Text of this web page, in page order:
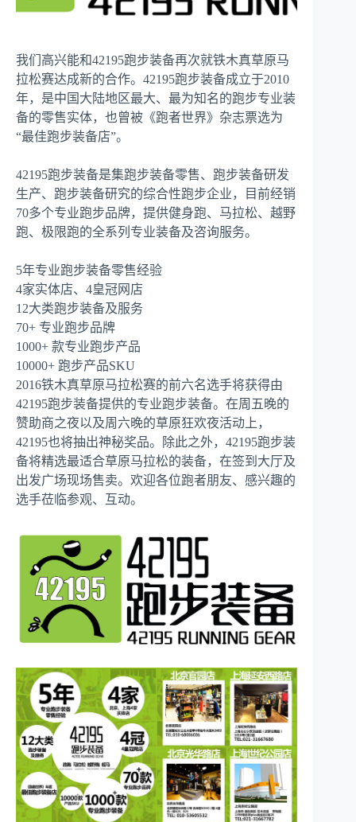
我们高兴能和42195跑步装备再次就铁木真草原马
拉松赛达成新的合作。42195跑步装备成立于2010
年，是中国大陆地区最大、最为知名的跑步专业装
备的零售实体，也曾被《跑者世界》杂志票选为
“最佳跑步装备店”。
42195跑步装备是集跑步装备零售、跑步装备研发
生产、跑步装备研究的综合性跑步企业，目前经销
70多个专业跑步品牌，提供健身跑、马拉松、越野
跑、极限跑的全系列专业装备及咨询服务。
5年专业跑步装备零售经验
4家实体店、4皇冠网店
12大类跑步装备及服务
70+ 专业跑步品牌
1000+ 款专业跑步产品
10000+ 跑步产品SKU
2016铁木真草原马拉松赛的前六名选手将获得由
42195跑步装备提供的专业跑步装备。在周五晚的
赞助商之夜以及周六晚的草原狂欢夜活动上，
42195也将抽出神秘奖品。除此之外，42195跑步装
备将精选最适合草原马拉松的装备，在签到大厅及
出发广场现场售卖。欢迎各位跑者朋友、感兴趣的
选手莅临参观、互动。